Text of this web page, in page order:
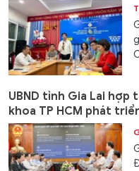
UBND tỉnh Gia Lai
khoa TP HCM phát